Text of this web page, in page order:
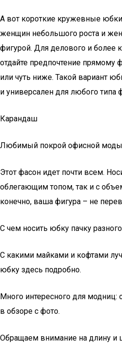
А вот короткие кружевные юбки
женщин небольшого роста и
фигурой. Для делового и более
отдайте предпочтение прямому
или чуть ниже. Такой вариант
и универсален для любого типа
Карандаш
Любимый покрой офисной
Этот фасон идет почти всем.
облегающим топом, так и с
конечно, ваша фигура – не
С чем носить юбку пачку разного
С какими майками и кофтами
юбку здесь подробно.
Много интересного для модниц:
в обзоре с фото.
Обращаем внимание на длину и